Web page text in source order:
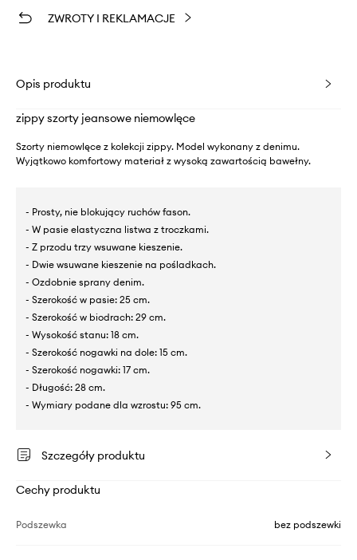
ZWROTY I REKLAMACJE
Opis produktu
zippy szorty jeansowe niemowlęce
Szorty niemowlęce z kolekcji zippy. Model wykonany z denimu.
Wyjątkowo komfortowy materiał z wysoką zawartością bawełny.
- Prosty, nie blokujący ruchów fason.
- W pasie elastyczna listwa z troczkami.
- Z przodu trzy wsuwane kieszenie.
- Dwie wsuwane kieszenie na pośladkach.
- Ozdobnie sprany denim.
- Szerokość w pasie: 25 cm.
- Szerokość w biodrach: 29 cm.
- Wysokość stanu: 18 cm.
- Szerokość nogawki na dole: 15 cm.
- Szerokość nogawki: 17 cm.
- Długość: 28 cm.
- Wymiary podane dla wzrostu: 95 cm.
Szczegóły produktu
Cechy produktu
Podszewka bez podszewki